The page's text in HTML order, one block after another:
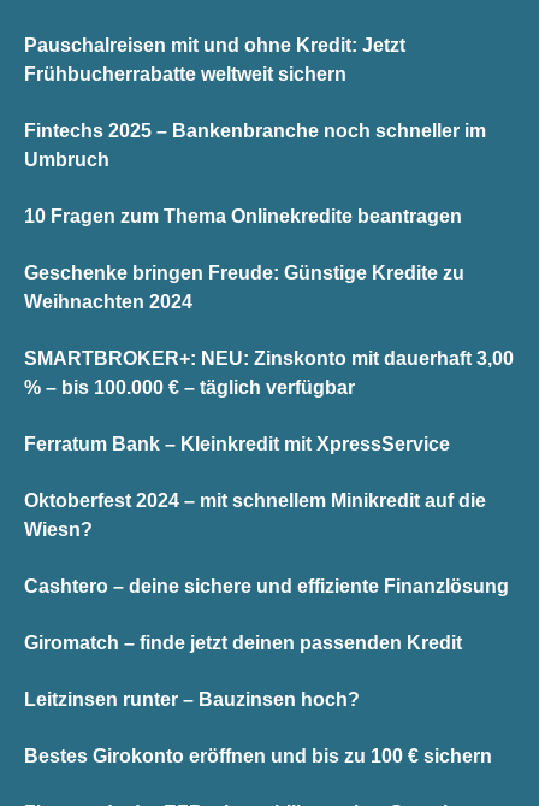
Pauschalreisen mit und ohne Kredit: Jetzt
Frühbucherrabatte weltweit sichern
Fintechs 2025 – Bankenbranche noch schneller im
Umbruch
10 Fragen zum Thema Onlinekredite beantragen
Geschenke bringen Freude: Günstige Kredite zu
Weihnachten 2024
SMARTBROKER+: NEU: Zinskonto mit dauerhaft 3,00
% – bis 100.000 € – täglich verfügbar
Ferratum Bank – Kleinkredit mit XpressService
Oktoberfest 2024 – mit schnellem Minikredit auf die
Wiesn?
Cashtero – deine sichere und effiziente Finanzlösung
Giromatch – finde jetzt deinen passenden Kredit
Leitzinsen runter – Bauzinsen hoch?
Bestes Girokonto eröffnen und bis zu 100 € sichern